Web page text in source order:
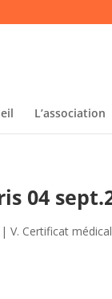
L’association
04
|V. Certificat